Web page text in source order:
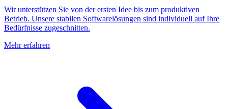
Wir unterstützen Sie von der ersten Idee bis zum produktiven
Betrieb. Unsere stabilen Softwarelösungen sind individuell auf Ihre
Bedürfnisse zugeschnitten.
Mehr erfahren